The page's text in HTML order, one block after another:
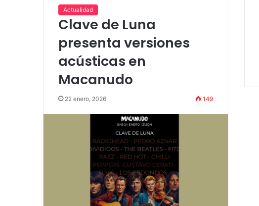
Actualidad
Clave de Luna
presenta versiones
acústicas en
Macanudo
22 enero, 2026 149